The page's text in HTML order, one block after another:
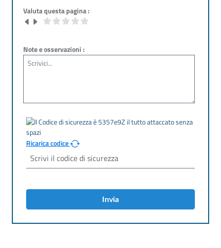
Valuta questa pagina :
Note e osservazioni :
Ricarica codice
Invia